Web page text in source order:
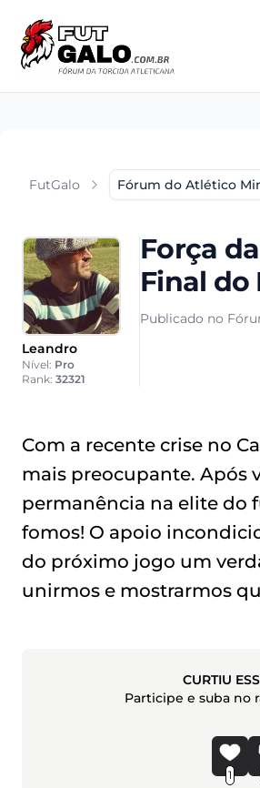
FutGalo Fórum do Atlético
Leandro
Nível: Pro
Rank: 32321
Força
Final do
Publicado no
Com a recente crise no
mais preocupante. Após
permanência na elite do
fomos! O apoio
do próximo jogo um
unirmos e mostrarmos
CURTIU
Participe e suba no
1